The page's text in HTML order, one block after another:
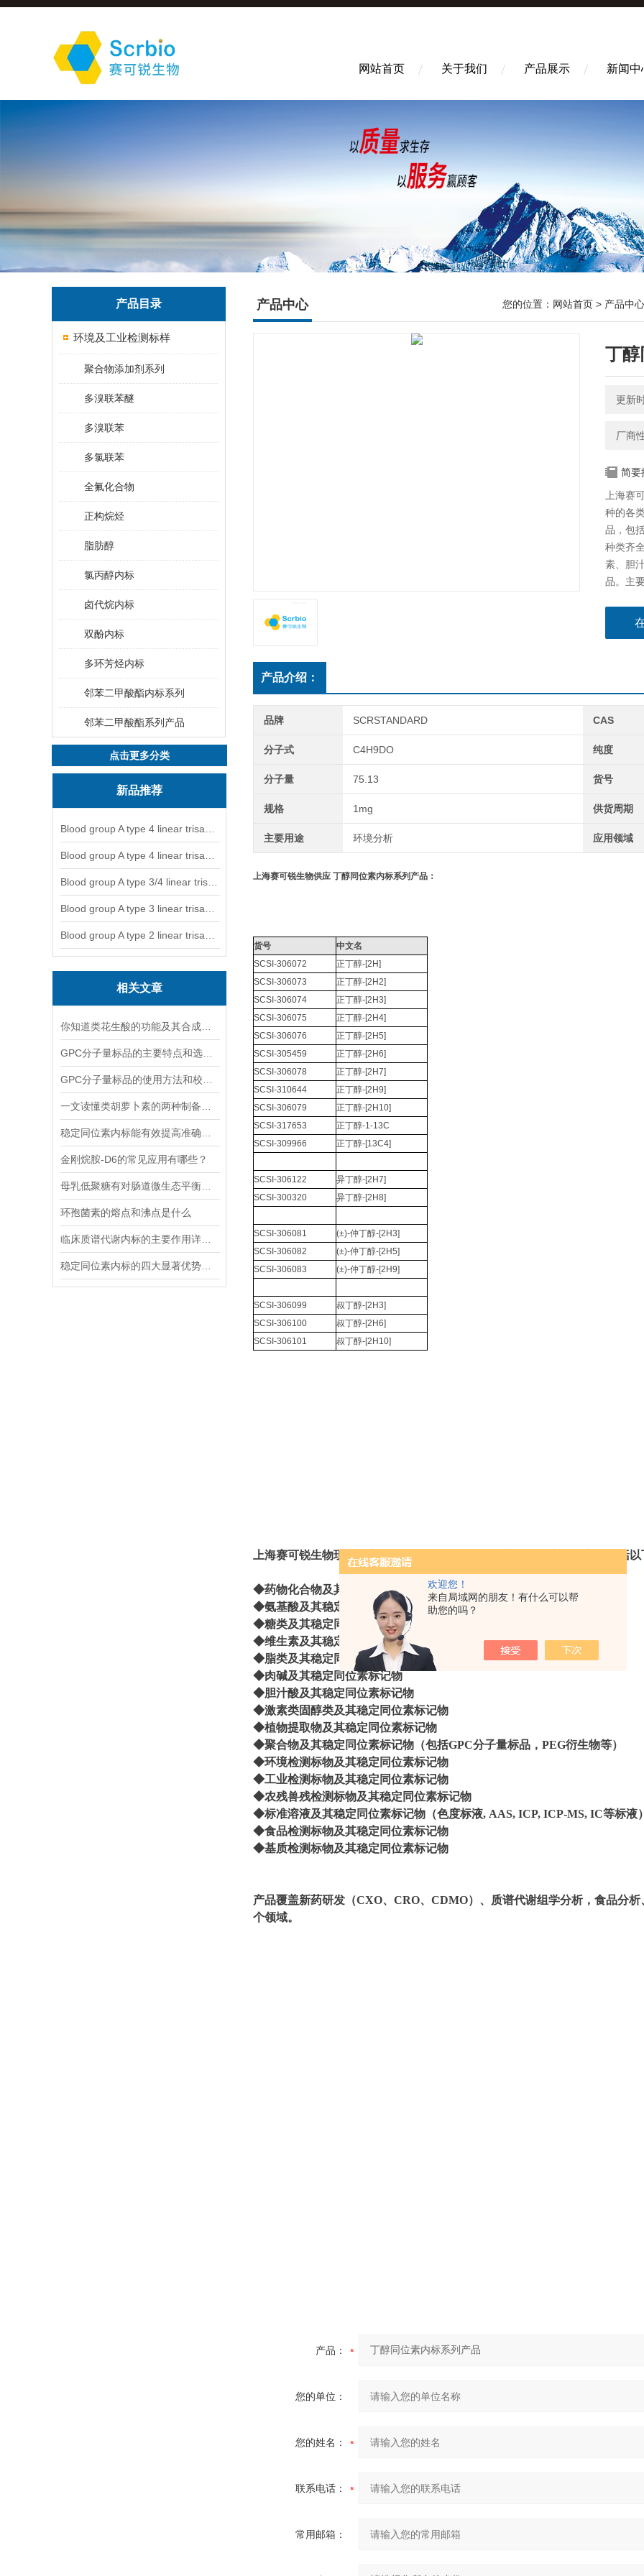
欢迎您！
来自局域网的朋友！有什么可以帮
助您的吗？
网站首页 关于我们 产品展示 新闻中
产品目录
环境及工业检测标样
聚合物添加剂系列
多溴联苯醚
多溴联苯
多氯联苯
全氟化合物
正构烷烃
脂肪醇
氯丙醇内标
卤代烷内标
双酚内标
多环芳烃内标
邻苯二甲酸酯内标系列
邻苯二甲酸酯系列产品
点击更多分类
新品推荐
相关文章
金刚烷胺-D6的常见应用有哪些？
环孢菌素的熔点和沸点是什么
产品中心 您的位置： 网站首页 > 产品中心
丁醇
更新
厂商
简要
上海赛
种的各
品，包
种类齐
素、胆
品。主
产品介绍：
品牌 SCRSTANDARD CAS
分子式 C4H9DO 纯度
分子量 75.13 货号
规格 1mg 供货周期
主要用途 环境分析 应用领域
上海赛可锐生物供应 丁醇同位素内标系列产品 ：
货号
中文名
SCSI-306072
正丁醇-[2H]
SCSI-306073
正丁醇-[2H2]
SCSI-306074
正丁醇-[2H3]
SCSI-306075
正丁醇-[2H4]
SCSI-306076
正丁醇-[2H5]
SCSI-305459
正丁醇-[2H6]
SCSI-306078
正丁醇-[2H7]
SCSI-310644
正丁醇-[2H9]
SCSI-306079
正丁醇-[2H10]
SCSI-317653
正丁醇-1-13C
SCSI-309966
正丁醇-[13C4]
SCSI-306122 异丁醇-[2H7]
SCSI-300320
异丁醇-[2H8]
SCSI-306081 (±)-仲丁醇-[2H3]
SCSI-306082
(±)-仲丁醇-[2H5]
SCSI-306083
(±)-仲丁醇-[2H9]
SCSI-306099 叔丁醇-[2H3]
SCSI-306100
叔丁醇-[2H6]
SCSI-306101
叔丁醇-[2H10]
上海赛可锐生物现有自主品牌SCRSTANDARD，产品种类齐全，主要包括以
◆药物化合物及其稳定同位素标记物等
◆氨基酸及其稳定同位素标记物
◆糖类及其稳定同位素标记物
◆维生素及其稳定同位素标记物
◆脂类及其稳定同位素标记物
◆肉碱及其稳定同位素标记物
◆胆汁酸及其稳定同位素标记物
◆激素类固醇类及其稳定同位素标记物
◆植物提取物及其稳定同位素标记物
◆聚合物及其稳定同位素标记物（包括GPC分子量标品，PEG衍生物等）
◆环境检测标物及其稳定同位素标记物
◆工业检测标物及其稳定同位素标记物
◆农残兽残检测标物及其稳定同位素标记物
◆标准溶液及其稳定同位素标记物（色度标液, AAS, ICP, ICP-MS, IC等标液）
◆食品检测标物及其稳定同位素标记物
◆基质检测标物及其稳定同位素标记物
产品覆盖新药研发（CXO、CRO、CDMO）、质谱代谢组学分析，食品分
个领域。
产品：
您的单位：
您的姓名：
联系电话：
常用邮箱：